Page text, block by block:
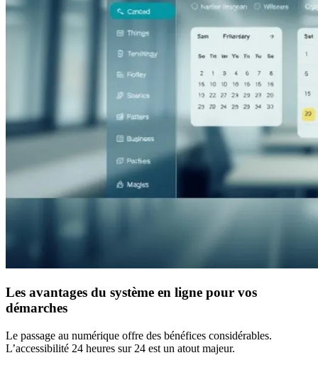
Les avantages du système en ligne pour vos
démarches
Le passage au numérique offre des bénéfices considérables.
L’accessibilité 24 heures sur 24 est un atout majeur.